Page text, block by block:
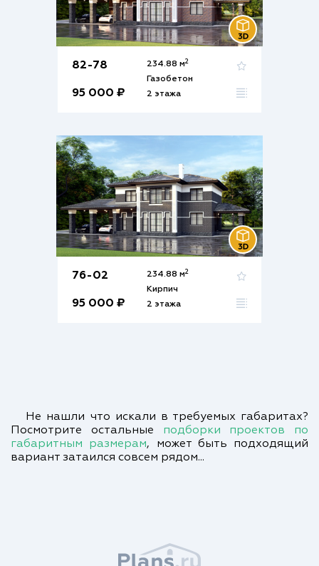
82-78
95 000 ₽
234.88 м2
Газобетон
2 этажа
76-02
95 000 ₽
234.88 м2
Кирпич
2 этажа
Не нашли что искали в требуемых габаритах?
Посмотрите остальные подборки проектов по
габаритным размерам, может быть подходящий
вариант затаился совсем рядом...